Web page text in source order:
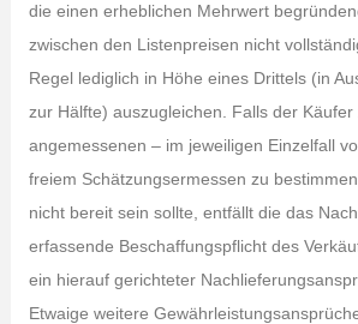
die einen erheblichen Mehrwert
zwischen den Listenpreisen nicht
Regel lediglich in Höhe eines Drittels (in
zur Hälfte) auszugleichen. Falls der
angemessenen – im jeweiligen Einzelfall
freiem Schätzungsermessen zu
nicht bereit sein sollte, entfällt die das
erfassende Beschaffungspflicht des
ein hierauf gerichteter
Etwaige weitere